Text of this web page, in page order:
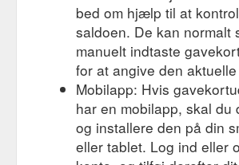
bed om hjælp til at
saldoen. De kan normalt
manuelt indtaste
for at angive den
Mobilapp: Hvis
har en mobilapp, skal du
og installere den på din
eller tablet. Log ind eller